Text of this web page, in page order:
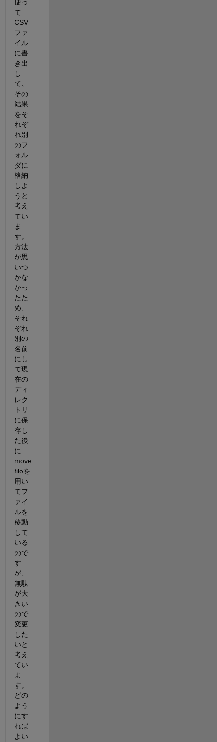
使っ
て
CSV
ファ
イル
に書
き出
し
て、
その
結果
をそ
れぞ
れ別
のフ
ォル
ダに
格納
しよ
うと
考え
てい
ま
す。
方法
が思
いつ
かな
かっ
たた
め、
それ
ぞれ
別の
名前
にし
て現
在の
ディ
レク
トリ
に保
存し
た後
に
move
fileを
用い
てフ
ァイ
ルを
移動
して
いる
ので
す
が、
無駄
が大
きい
ので
変更
した
いと
考え
てい
ま
す。
どの
よう
にす
れば
よい